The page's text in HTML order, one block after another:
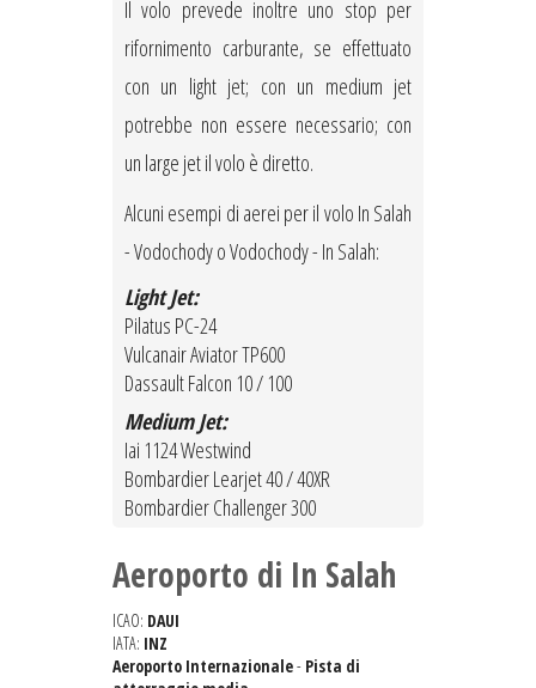
Il volo prevede inoltre uno stop per
rifornimento carburante, se effettuato
con un light jet; con un medium jet
potrebbe non essere necessario; con
un large jet il volo è diretto.
Alcuni esempi di aerei per il volo In Salah
- Vodochody o Vodochody - In Salah:
Light Jet:
Pilatus PC-24
Vulcanair Aviator TP600
Dassault Falcon 10 / 100
Medium Jet:
Iai 1124 Westwind
Bombardier Learjet 40 / 40XR
Bombardier Challenger 300
Aeroporto di In Salah
ICAO: DAUI
IATA: INZ
Aeroporto Internazionale- Pista di